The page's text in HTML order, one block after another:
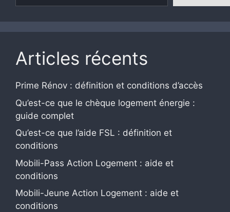
Articles récents
Prime Rénov : définition et conditions d’accès
Qu’est-ce que le chèque logement énergie :
guide complet
Qu’est-ce que l’aide FSL : définition et
conditions
Mobili-Pass Action Logement : aide et
conditions
Mobili-Jeune Action Logement : aide et
conditions